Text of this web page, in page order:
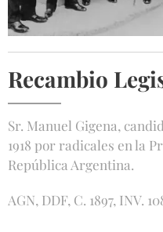
Recambio
Sr. Manuel Gigena,
1918 por radicales en la
República Argentina.
AGN, DDF, C. 1897, INV.